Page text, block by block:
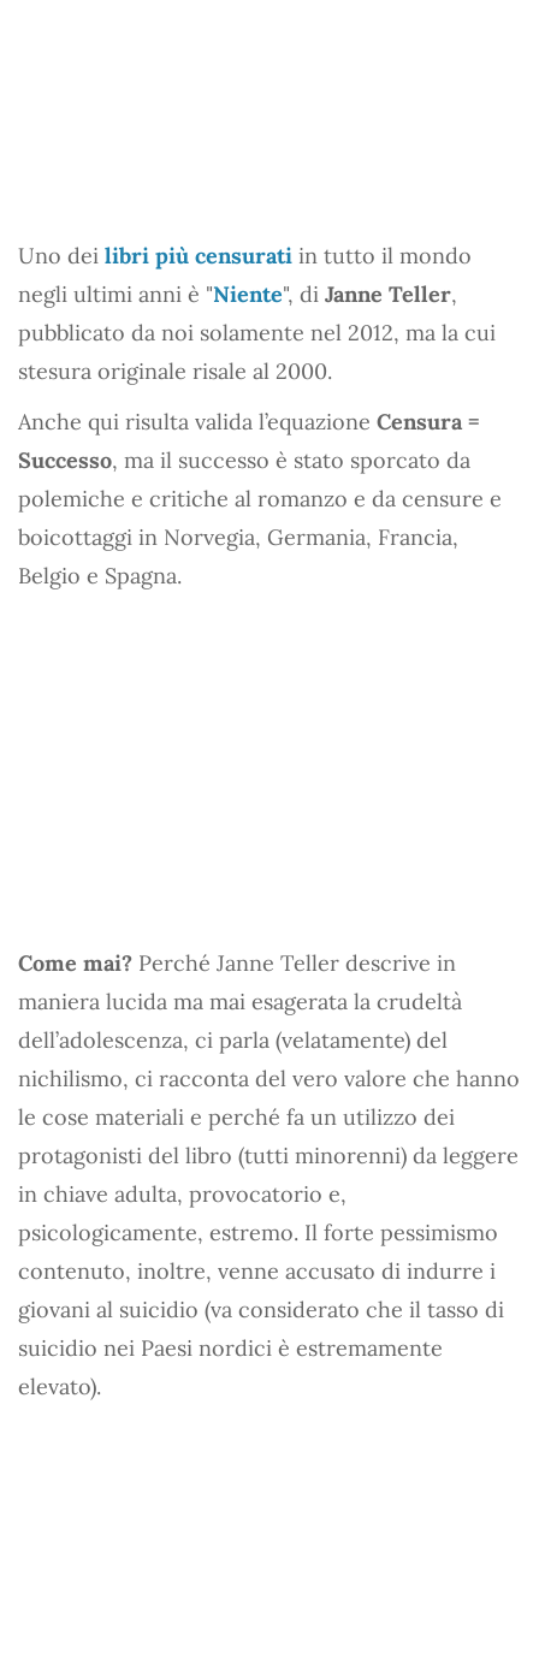
Uno dei libri più censurati in tutto il mondo
negli ultimi anni è "Niente", di Janne Teller,
pubblicato da noi solamente nel 2012, ma la cui
stesura originale risale al 2000.
Anche qui risulta valida l’equazione Censura =
Successo, ma il successo è stato sporcato da
polemiche e critiche al romanzo e da censure e
boicottaggi in Norvegia, Germania, Francia,
Belgio e Spagna.
Come mai? Perché Janne Teller descrive in
maniera lucida ma mai esagerata la crudeltà
dell’adolescenza, ci parla (velatamente) del
nichilismo, ci racconta del vero valore che hanno
le cose materiali e perché fa un utilizzo dei
protagonisti del libro (tutti minorenni) da leggere
in chiave adulta, provocatorio e,
psicologicamente, estremo. Il forte pessimismo
contenuto, inoltre, venne accusato di indurre i
giovani al suicidio (va considerato che il tasso di
suicidio nei Paesi nordici è estremamente
elevato).